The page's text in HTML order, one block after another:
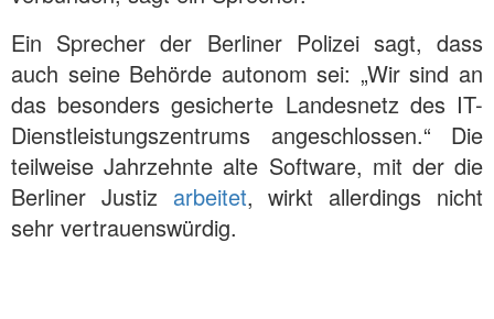
Ein Sprecher der Berliner Polizei sagt, dass
auch seine Behörde autonom sei: „Wir sind an
das besonders gesicherte Landesnetz des IT-
Dienstleistungszentrums angeschlossen.“ Die
teilweise Jahrzehnte alte Software, mit der die
Berliner Justiz arbeitet, wirkt allerdings nicht
sehr vertrauenswürdig.